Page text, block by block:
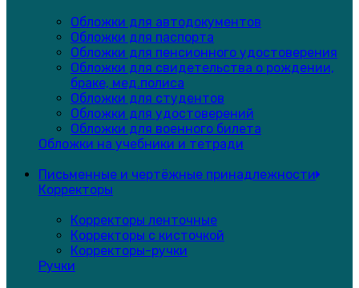
Обложки для автодокументов
Обложки для паспорта
Обложки для пенсионного удостоверения
Обложки для свидетельства о рождении,
браке, мед.полиса
Обложки для студентов
Обложки для удостоверений
Обложки для военного билета
Обложки на учебники и тетради
Письменные и чертёжные принадлежности
Корректоры
Корректоры ленточные
Корректоры с кисточкой
Корректоры-ручки
Ручки